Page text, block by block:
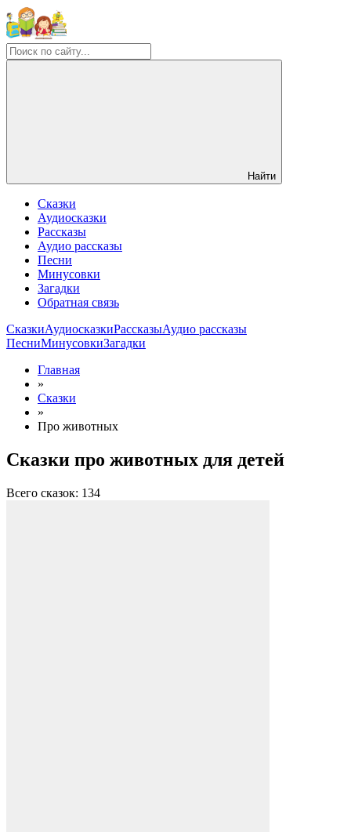
Найти
Сказки
Аудиосказки
Рассказы
Аудио рассказы
Песни
Минусовки
Загадки
Обратная связь
СказкиАудиосказкиРассказыАудио рассказы
ПесниМинусовкиЗагадки
Главная
»
Сказки
»
Про животных
Сказки про животных для детей
Всего сказок: 134